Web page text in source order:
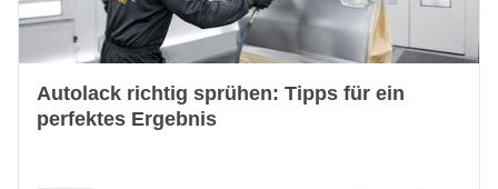
Autolack richtig sprühen: Tipps für ein
perfektes Ergebnis